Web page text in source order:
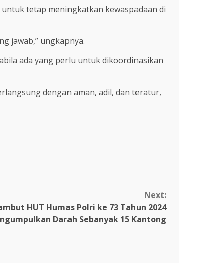
tetap meningkatkan kewaspadaan di
jawab,” ungkapnya.
ada yang perlu untuk dikoordinasikan
dengan aman, adil, dan teratur,
Next:
HUT Humas Polri ke 73 Tahun 2024
Darah Sebanyak 15 Kantong